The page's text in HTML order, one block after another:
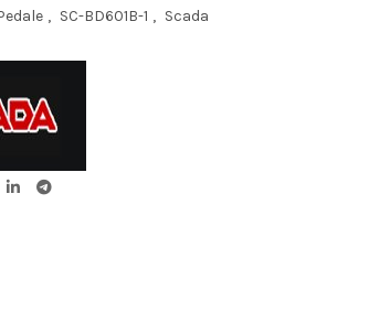
, SC-BD601B-1 , Scada